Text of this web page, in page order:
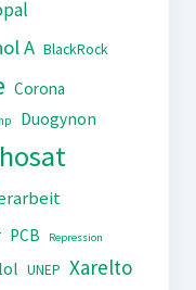
A BlackRock
Corona
Duogynon
PCB Repression
UNEP Xarelto